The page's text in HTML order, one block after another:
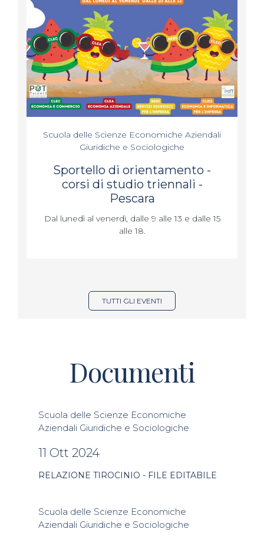
Scuola delle Scienze Economiche Aziendali
Giuridiche e Sociologiche
Sportello di orientamento -
corsi di studio triennali -
Pescara
Dal lunedì al venerdì, dalle 9 alle 13 e dalle 15
alle 18.
TUTTI GLI EVENTI
Documenti
Scuola delle Scienze Economiche
Aziendali Giuridiche e Sociologiche
11 Ott 2024
RELAZIONE TIROCINIO - FILE EDITABILE
Scuola delle Scienze Economiche
Aziendali Giuridiche e Sociologiche